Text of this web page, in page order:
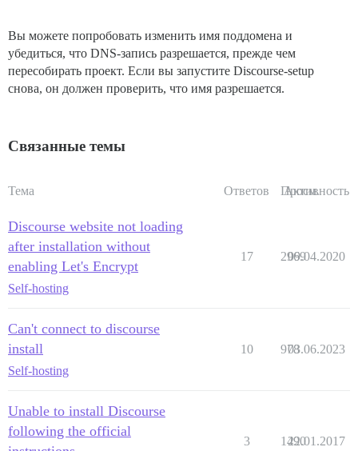
Вы можете попробовать изменить имя поддомена и
убедиться, что DNS-запись разрешается, прежде чем
пересобирать проект. Если вы запустите Discourse-setup
снова, он должен проверить, что имя разрешается.
Связанные темы
Тема Ответов Просм.
Активность
Discourse website not loading
after installation without
enabling Let's Encrypt
Self-hosting
17 2969
09.04.2020
Can't connect to discourse
install
Self-hosting
10 978
03.06.2023
Unable to install Discourse
following the official
3 1490
22.01.2017